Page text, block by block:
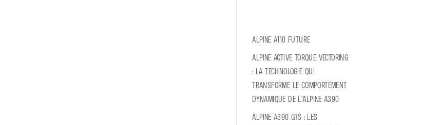
Alpine A110 Future
Alpine Active Torque Vectoring
: la technologie qui
transforme le comportement
dynamique de l’Alpine A390
Alpine A390 GTS : les